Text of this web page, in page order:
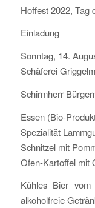
Hoffest 2022, Tag
Einladung
Sonntag, 14.
Schäferei
Schirmherr
Essen (Bio-
Spezialität
Schnitzel mit
Ofen-Kartoffel mit
Kühles Bier
alkoholfreie